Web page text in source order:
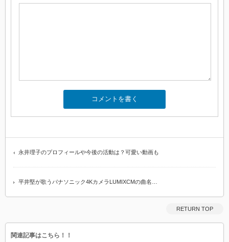
永井理子のプロフィールや今後の活動は？可愛い動画も
平井堅が歌うパナソニック4KカメラLUMIXCMの曲名…
RETURN TOP
関連記事はこちら！！